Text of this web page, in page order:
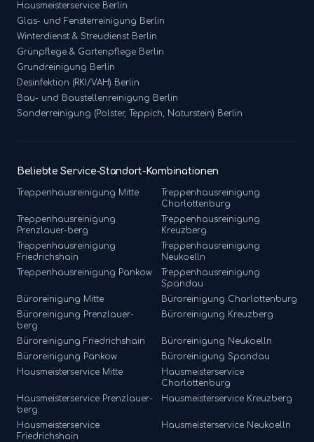
Hausmeisterservice Berlin
Glas- und Fensterreinigung Berlin
Winterdienst & Streudienst Berlin
Grünpflege & Gartenpflege Berlin
Grundreinigung Berlin
Desinfektion (RKI/VAH) Berlin
Bau- und Baustellenreinigung Berlin
Sonderreinigung (Polster, Teppich, Naturstein) Berlin
Beliebte Service-Standort-Kombinationen
Treppenhausreinigung Mitte
Treppenhausreinigung
Charlottenburg
Treppenhausreinigung
Prenzlauer-berg
Treppenhausreinigung
Kreuzberg
Treppenhausreinigung
Friedrichshain
Treppenhausreinigung
Neukoelln
Treppenhausreinigung Pankow
Treppenhausreinigung
Spandau
Büroreinigung Mitte Büroreinigung Charlottenburg
Büroreinigung Prenzlauer-
berg
Büroreinigung Kreuzberg
Büroreinigung Friedrichshain Büroreinigung Neukoelln
Büroreinigung Pankow Büroreinigung Spandau
Hausmeisterservice Mitte
Hausmeisterservice
Charlottenburg
Hausmeisterservice Prenzlauer-
berg
Hausmeisterservice Kreuzberg
Hausmeisterservice
Friedrichshain
Hausmeisterservice Neukoelln